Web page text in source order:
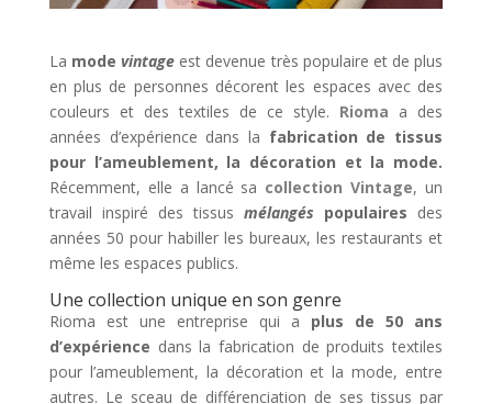
La modevintage est devenue très populaire et de plus
en plus de personnes décorent les espaces avec des
couleurs et des textiles de ce style. Rioma a des
années d’expérience dans la fabrication de tissus
pour l’ameublement, la décoration et la mode.
Récemment, elle a lancé sa collection Vintage, un
travail inspiré des tissusmélangés populaires des
années 50 pour habiller les bureaux, les restaurants et
même les espaces publics.
Une collection unique en son genre
Rioma est une entreprise qui a plus de 50 ans
d’expérience dans la fabrication de produits textiles
pour l’ameublement, la décoration et la mode, entre
autres. Le sceau de différenciation de ses tissus par